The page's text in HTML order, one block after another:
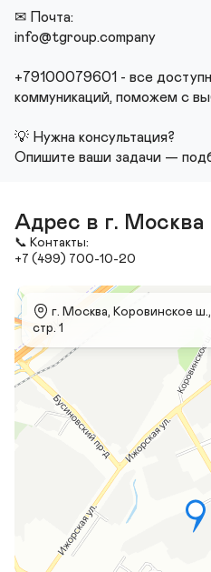
✉ Почта:
info@tgroup.company
+79100079601 - все
коммуникаций, поможем с
💡 Нужна консультация?
Опишите ваши задачи —
Адрес в г. Москва
📞 Контакты:
+7 (499) 700-10-20
г. Москва, Коровинское
стр. 1